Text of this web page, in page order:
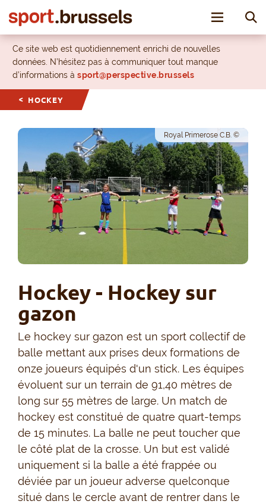
Toggle
Ce site web est quotidiennement enrichi de nouvelles
données. N’hésitez pas à communiquer tout manque
d’informations à sport@perspective.brussels
HOCKEY
Royal Primerose C.B. ©
Hockey - Hockey sur
gazon
Le hockey sur gazon est un sport collectif de
balle mettant aux prises deux formations de
onze joueurs équipés d'un stick. Les équipes
évoluent sur un terrain de 91,40 mètres de
long sur 55 mètres de large. Un match de
hockey est constitué de quatre quart-temps
de 15 minutes. La balle ne peut toucher que
le côté plat de la crosse. Un but est validé
uniquement si la balle a été frappée ou
déviée par un joueur adverse quelconque
situé dans le cercle avant de rentrer dans le